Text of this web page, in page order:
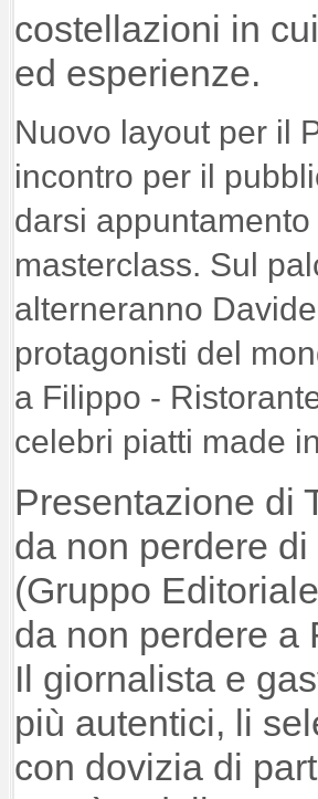
costellazioni in
ed esperienze.
Nuovo layout per il
incontro per il
darsi
masterclass. Sul
alterneranno
protagonisti del
a Filippo -
celebri piatti made
Presentazione di
da non perdere
(Gruppo
da non perdere a
Il giornalista e
più autentici, li
con dovizia di